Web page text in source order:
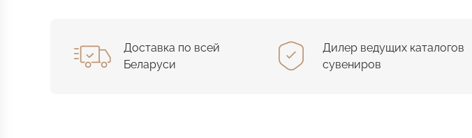
Доставка по всей
Беларуси
Дилер ведущих каталогов
сувениров